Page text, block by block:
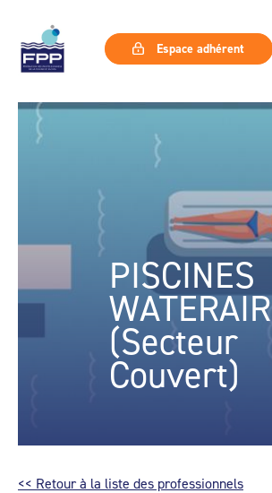
Espace adhérent
PISCINES
WATERAIR
(Secteur
Couvert)
<< Retour à la liste des professionnels